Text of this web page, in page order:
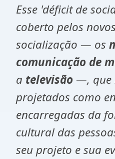
Esse 'déficit de
coberto pelos
socialização — os
comunicação de
a televisão —, que
projetados como
encarregadas da
cultural das
seu projeto e sua